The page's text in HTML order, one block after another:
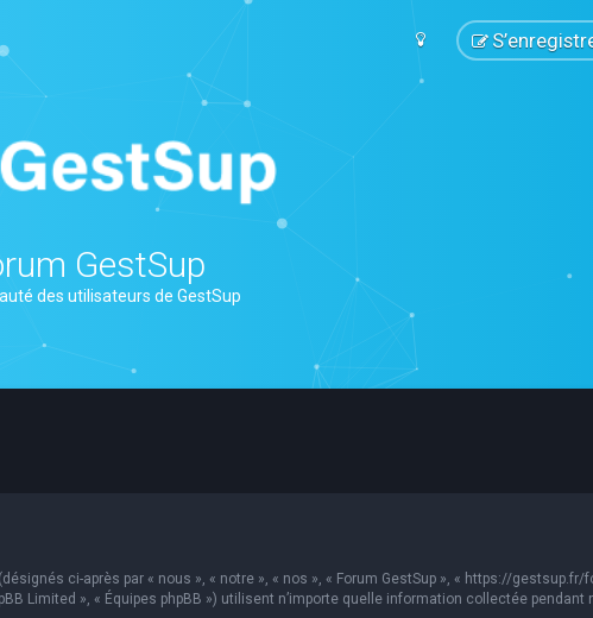
GestSup
des utilisateurs de GestSup
ci-après par « nous », « notre », « nos », « Forum GestSup », « https://gestsup.fr/
Limited », « Équipes phpBB ») utilisent n’importe quelle information collectée pendant